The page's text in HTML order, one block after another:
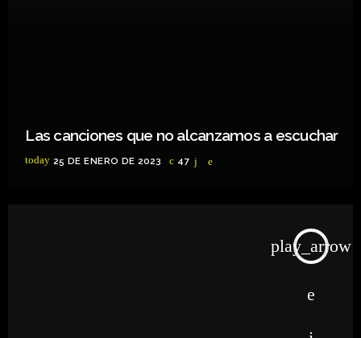
Las canciones que no alcanzamos a escuchar
today 25 DE ENERO DE 2023 47
play_arrow